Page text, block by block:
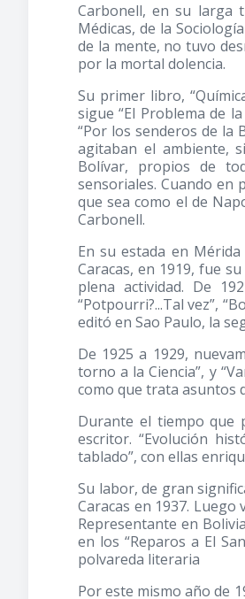
Carbonell, en su larga
Médicas, de la
de la mente, no tuvo
por la mortal dolencia.
Su primer libro,
sigue “El Problema de
“Por los senderos de la
agitaban el ambiente,
Bolívar, propios de
sensoriales. Cuando en
que sea como el de
Carbonell.
En su estada en
Caracas, en 1919, fue
plena actividad. De
“Potpourri?...Tal vez”,
editó en Sao Paulo, la
De 1925 a 1929,
torno a la Ciencia”, y
como que trata asuntos
Durante el tiempo que
escritor. “Evolución
tablado”, con ellas
Su labor, de gran
Caracas en 1937.
Representante en
en los “Reparos a El
polvareda literaria
Por este mismo año de